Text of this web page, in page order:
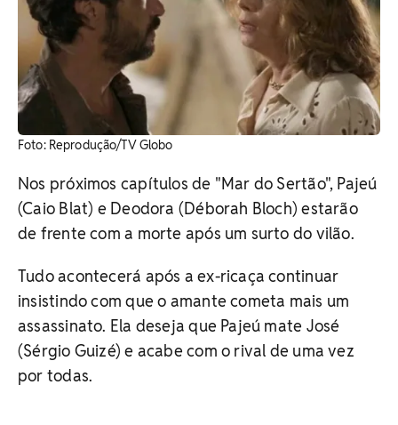
Foto: Reprodução/TV Globo
Nos próximos capítulos de "Mar do Sertão", Pajeú
(Caio Blat) e Deodora (Déborah Bloch) estarão
de frente com a morte após um surto do vilão.
Tudo acontecerá após a ex-ricaça continuar
insistindo com que o amante cometa mais um
assassinato. Ela deseja que Pajeú mate José
(Sérgio Guizé) e acabe com o rival de uma vez
por todas.